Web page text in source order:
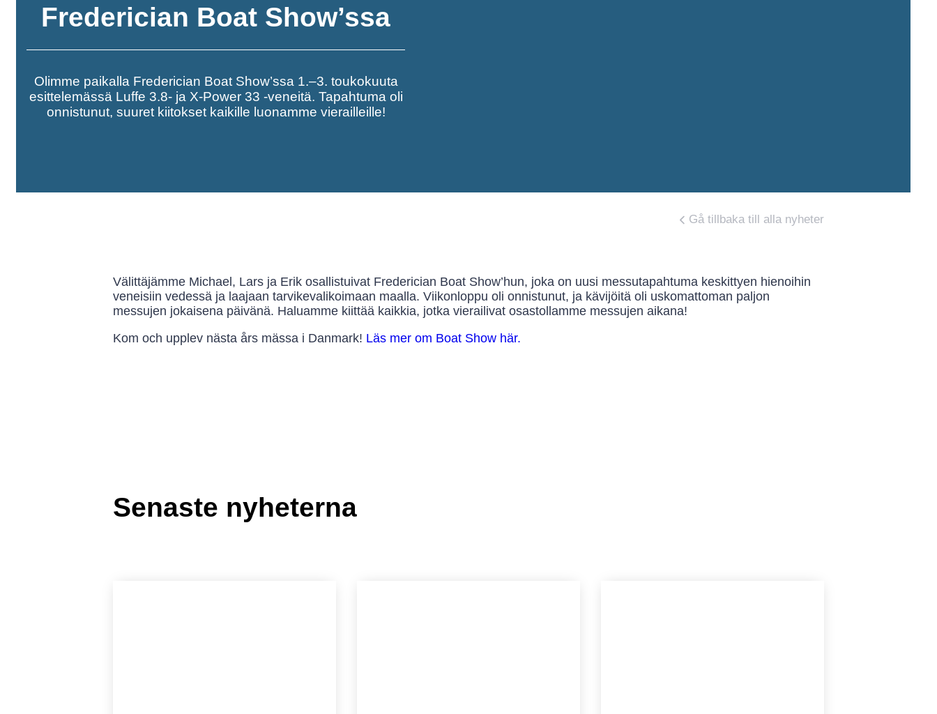
Frederician Boat Show’ssa
Olimme paikalla Frederician Boat Show’ssa 1.–3. toukokuuta
esittelemässä Luffe 3.8- ja X-Power 33 -veneitä. Tapahtuma oli
onnistunut, suuret kiitokset kaikille luonamme vierailleille!
Gå tillbaka till alla nyheter
Välittäjämme Michael, Lars ja Erik osallistuivat Frederician Boat Show’hun, joka on uusi messutapahtuma keskittyen hienoihin
veneisiin vedessä ja laajaan tarvikevalikoimaan maalla. Viikonloppu oli onnistunut, ja kävijöitä oli uskomattoman paljon
messujen jokaisena päivänä. Haluamme kiittää kaikkia, jotka vierailivat osastollamme messujen aikana!
Kom och upplev nästa års mässa i Danmark! Läs mer om Boat Show här.
Senaste nyheterna